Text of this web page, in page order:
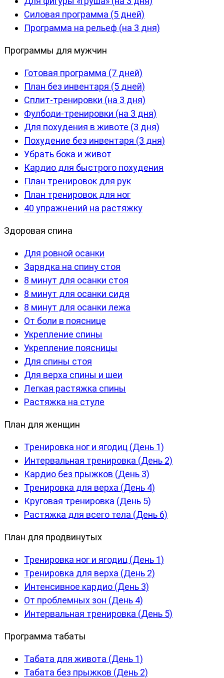
Силовая программа (5 дней)
Программа на рельеф (на 3 дня)
Программы для мужчин
Готовая программа (7 дней)
План без инвентаря (5 дней)
Сплит-тренировки (на 3 дня)
Фулбоди-тренировки (на 3 дня)
Для похудения в животе (3 дня)
Похудение без инвентаря (3 дня)
Убрать бока и живот
Кардио для быстрого похудения
План тренировок для рук
План тренировок для ног
40 упражнений на растяжку
Здоровая спина
Для ровной осанки
Зарядка на спину стоя
8 минут для осанки стоя
8 минут для осанки сидя
8 минут для осанки лежа
От боли в пояснице
Укрепление спины
Укрепление поясницы
Для спины стоя
Для верха спины и шеи
Легкая растяжка спины
Растяжка на стуле
План для женщин
Тренировка ног и ягодиц (День 1)
Интервальная тренировка (День 2)
Кардио без прыжков (День 3)
Тренировка для верха (День 4)
Круговая тренировка (День 5)
Растяжка для всего тела (День 6)
План для продвинутых
Тренировка ног и ягодиц (День 1)
Тренировка для верха (День 2)
Интенсивное кардио (День 3)
От проблемных зон (День 4)
Интервальная тренировка (День 5)
Программа табаты
Табата для живота (День 1)
Табата без прыжков (День 2)